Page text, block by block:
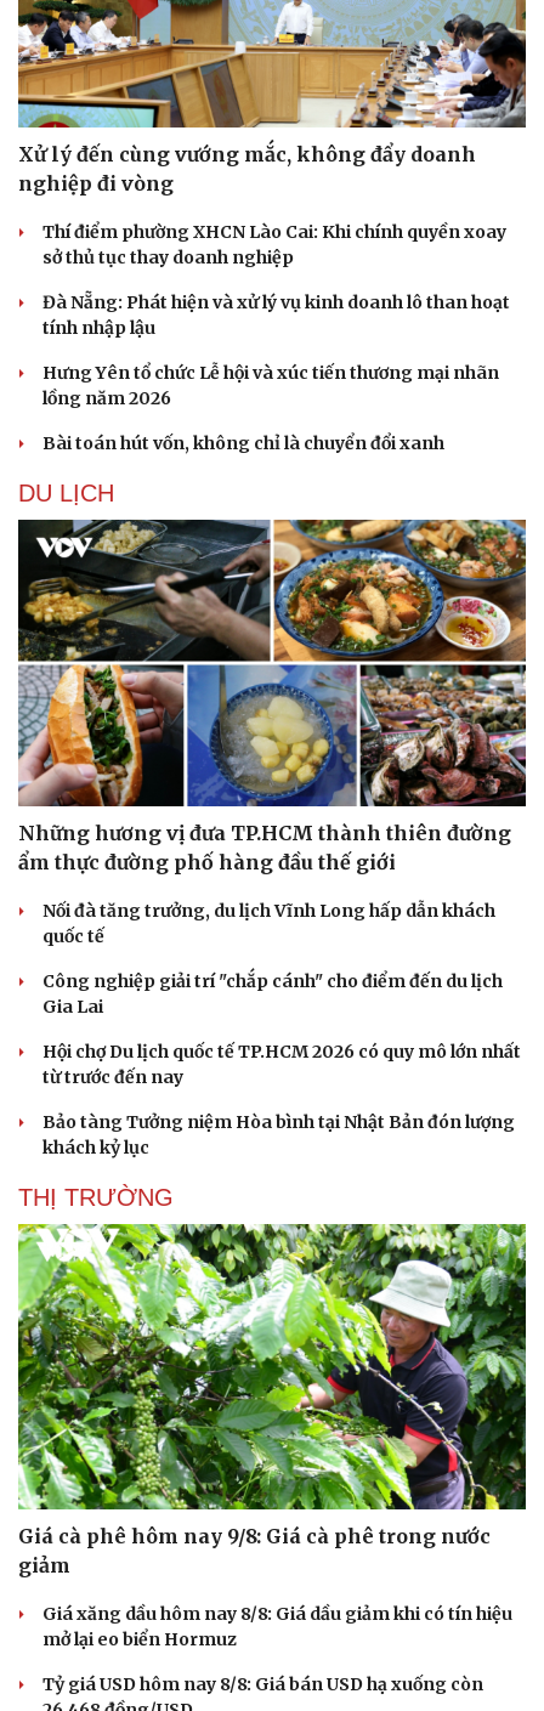
Văn hóa
Sân khấu - Điện ảnh
Văn học
Âm nhạc
Di sản
Giải trí
Sao Việt
Xử lý đến cùng vướng mắc, không đẩy doanh
nghiệp đi vòng
Thí điểm phường XHCN Lào Cai: Khi chính quyền xoay
sở thủ tục thay doanh nghiệp
Đà Nẵng: Phát hiện và xử lý vụ kinh doanh lô than hoạt
tính nhập lậu
Hưng Yên tổ chức Lễ hội và xúc tiến thương mại nhãn
lồng năm 2026
Bài toán hút vốn, không chỉ là chuyển đổi xanh
DU LỊCH
Những hương vị đưa TP.HCM thành thiên đường
ẩm thực đường phố hàng đầu thế giới
Nối đà tăng trưởng, du lịch Vĩnh Long hấp dẫn khách
quốc tế
Công nghiệp giải trí "chắp cánh" cho điểm đến du lịch
Gia Lai
Hội chợ Du lịch quốc tế TP.HCM 2026 có quy mô lớn nhất
từ trước đến nay
Bảo tàng Tưởng niệm Hòa bình tại Nhật Bản đón lượng
khách kỷ lục
THỊ TRƯỜNG
Giá cà phê hôm nay 9/8: Giá cà phê trong nước
giảm
Giá xăng dầu hôm nay 8/8: Giá dầu giảm khi có tín hiệu
mở lại eo biển Hormuz
Tỷ giá USD hôm nay 8/8: Giá bán USD hạ xuống còn